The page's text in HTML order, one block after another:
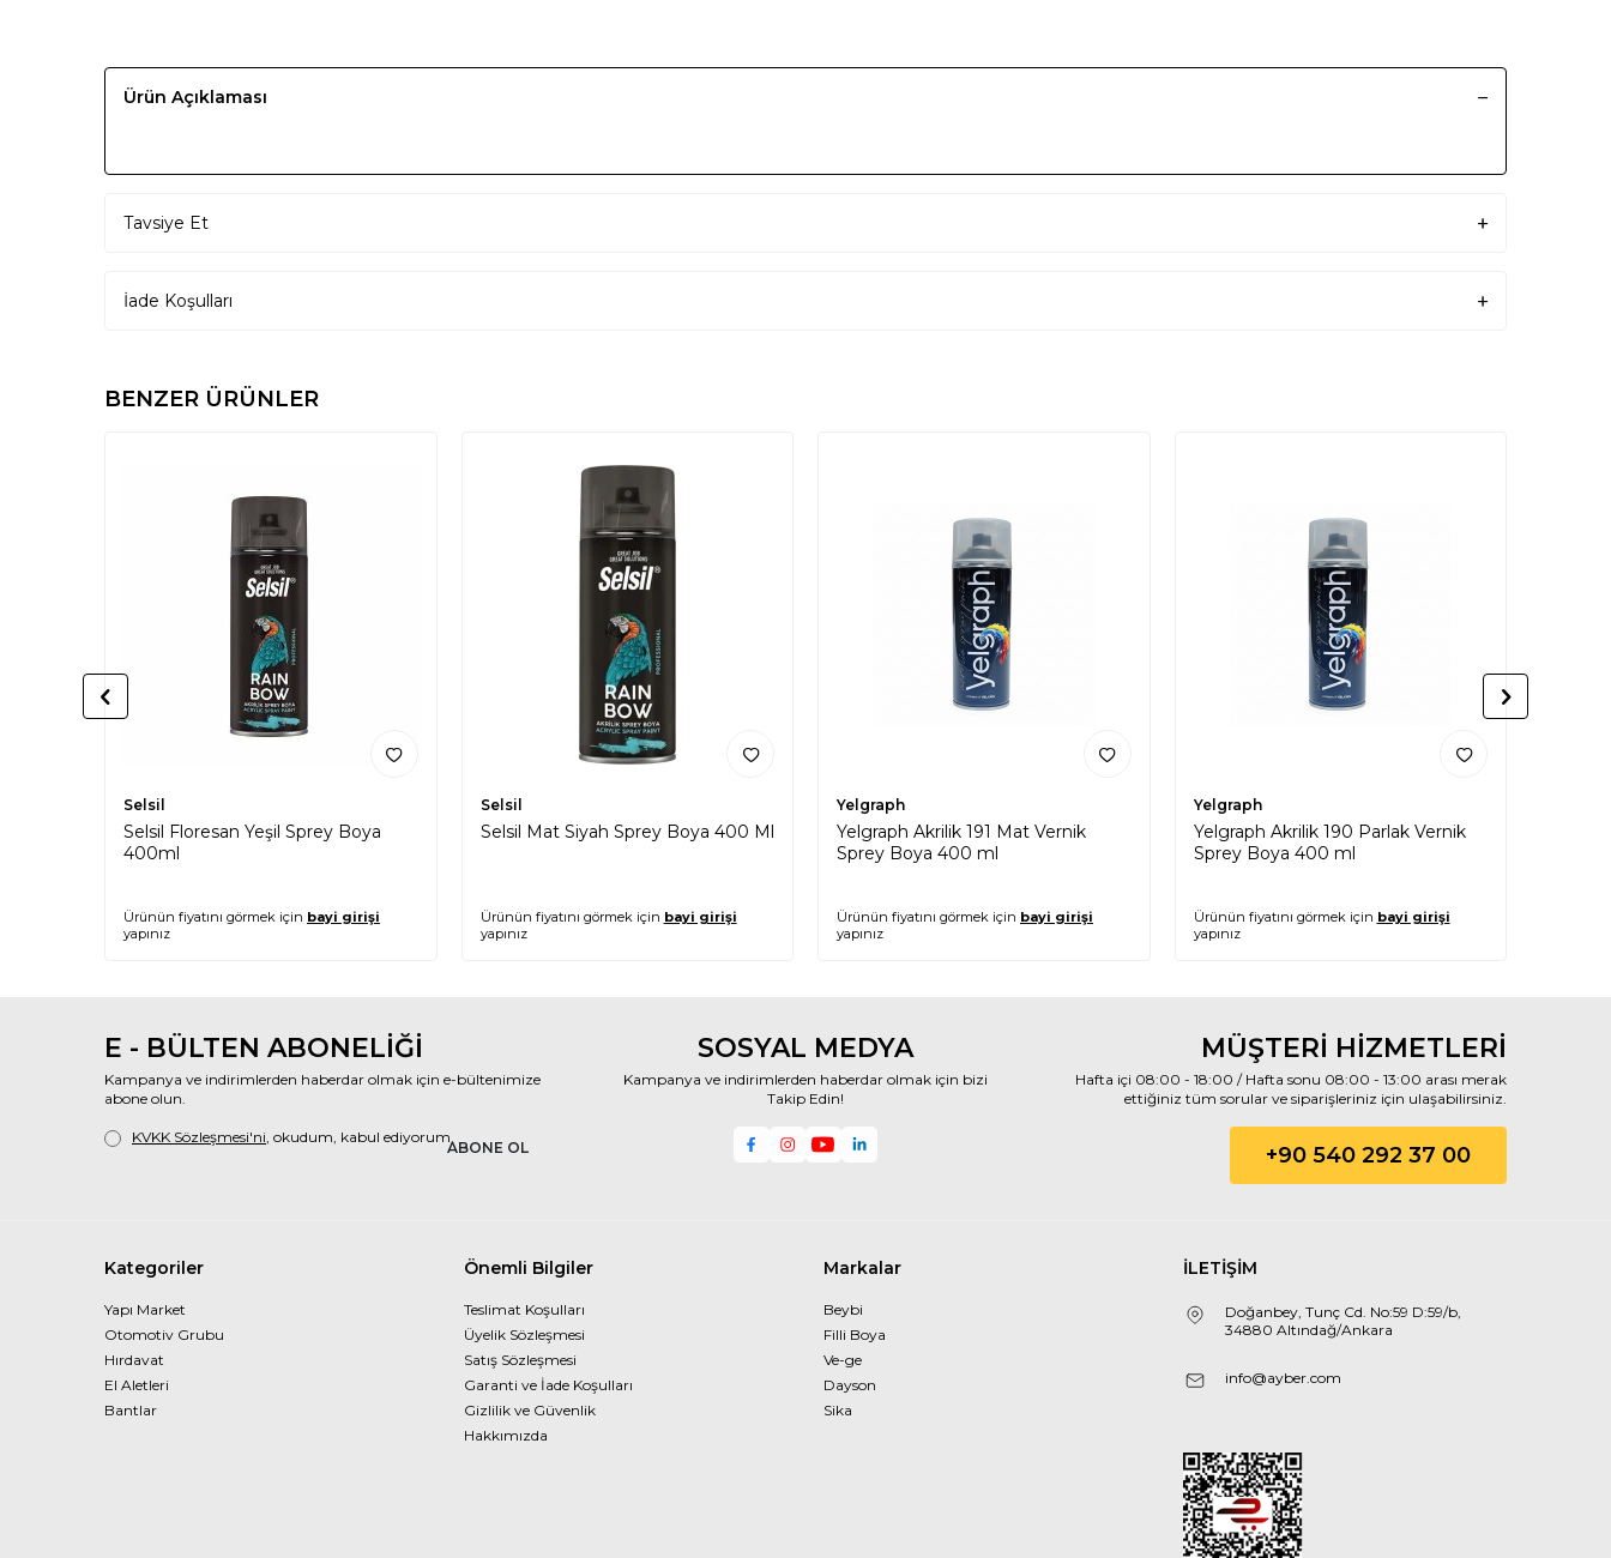
Ürün Açıklaması
Tavsiye Et
İade Koşulları
BENZER ÜRÜNLER
Selsil
Selsil Floresan Yeşil Sprey Boya
400ml
Ürünün fiyatını görmek için bayi girişi
yapınız
Selsil
Selsil Mat Siyah Sprey Boya 400 Ml
Ürünün fiyatını görmek için bayi girişi
yapınız
Yelgraph
Yelgraph Akrilik 191 Mat Vernik
Sprey Boya 400 ml
Ürünün fiyatını görmek için bayi girişi
yapınız
Yelgraph
Yelgraph Akrilik 190 Parlak Vernik
Sprey Boya 400 ml
Ürünün fiyatını görmek için bayi girişi
yapınız
E - BÜLTEN ABONELİĞİ
Kampanya ve indirimlerden haberdar olmak için e-bültenimize
abone olun.
ABONE OL
KVKK Sözleşmesi'ni, okudum, kabul ediyorum.
SOSYAL MEDYA
Kampanya ve indirimlerden haberdar olmak için bizi
Takip Edin!
MÜŞTERİ HİZMETLERİ
Hafta içi 08:00 - 18:00 / Hafta sonu 08:00 - 13:00 arası merak
ettiğiniz tüm sorular ve siparişleriniz için ulaşabilirsiniz.
+90 540 292 37 00
Kategoriler
Yapı Market
Otomotiv Grubu
Hırdavat
El Aletleri
Bantlar
Önemli Bilgiler
Teslimat Koşulları
Üyelik Sözleşmesi
Satış Sözleşmesi
Garanti ve İade Koşulları
Gizlilik ve Güvenlik
Hakkımızda
Markalar
Beybi
Filli Boya
Ve-ge
Dayson
Sika
İLETİŞİM
Doğanbey, Tunç Cd. No:59 D:59/b,
34880 Altındağ/Ankara
info@ayber.com